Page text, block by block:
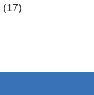
(17)